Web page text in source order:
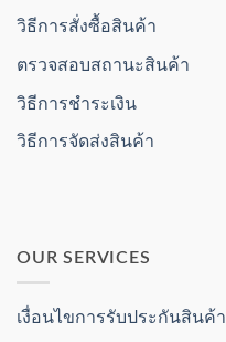
วิธีการสั่งซื้อสินค้า
ตรวจสอบสถานะสินค้า
วิธีการชำระเงิน
วิธีการจัดส่งสินค้า
OUR SERVICES
เงื่อนไขการรับประกันสินค้า